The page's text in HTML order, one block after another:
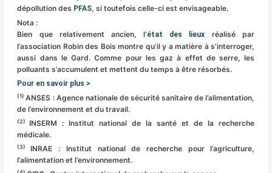
dépollution des PFAS, si toutefois celle-ci est envisageable.
Nota :
Bien que relativement ancien, l’état des lieux réalisé par
l’association Robin des Bois montre qu’il y a matière à s’interroger,
aussi dans le Gard. Comme pour les gaz à effet de serre, les
polluants s’accumulent et mettent du temps à être résorbés.
Pour en savoir plus >
(1) ANSES : Agence nationale de sécurité sanitaire de l’alimentation,
de l’environnement et du travail.
(2)INSERM : Institut national de la santé et de la recherche
médicale.
(3)INRAE : Institut national de recherche pour l’agriculture,
l’alimentation et l’environnement.